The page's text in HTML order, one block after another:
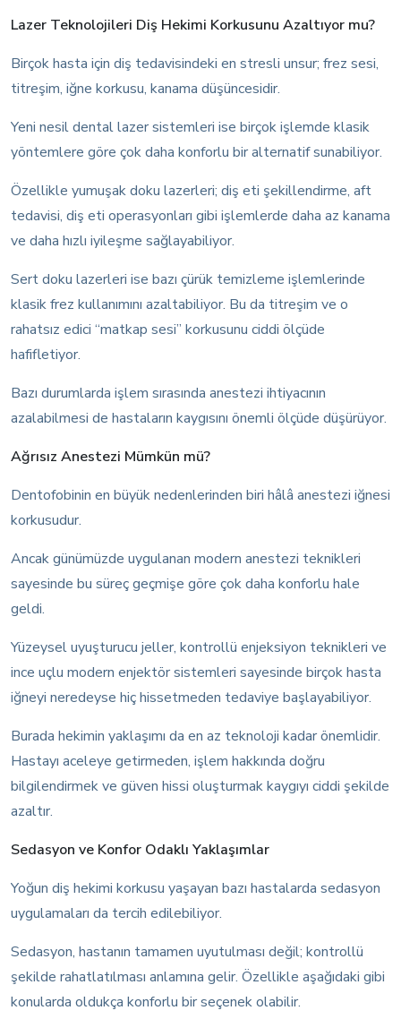
Lazer Teknolojileri Diş Hekimi Korkusunu Azaltıyor mu?
Birçok hasta için diş tedavisindeki en stresli unsur; frez sesi,
titreşim, iğne korkusu, kanama düşüncesidir.
Yeni nesil dental lazer sistemleri ise birçok işlemde klasik
yöntemlere göre çok daha konforlu bir alternatif sunabiliyor.
Özellikle yumuşak doku lazerleri; diş eti şekillendirme, aft
tedavisi, diş eti operasyonları gibi işlemlerde daha az kanama
ve daha hızlı iyileşme sağlayabiliyor.
Sert doku lazerleri ise bazı çürük temizleme işlemlerinde
klasik frez kullanımını azaltabiliyor. Bu da titreşim ve o
rahatsız edici “matkap sesi” korkusunu ciddi ölçüde
hafifletiyor.
Bazı durumlarda işlem sırasında anestezi ihtiyacının
azalabilmesi de hastaların kaygısını önemli ölçüde düşürüyor.
Ağrısız Anestezi Mümkün mü?
Dentofobinin en büyük nedenlerinden biri hâlâ anestezi iğnesi
korkusudur.
Ancak günümüzde uygulanan modern anestezi teknikleri
sayesinde bu süreç geçmişe göre çok daha konforlu hale
geldi.
Yüzeysel uyuşturucu jeller, kontrollü enjeksiyon teknikleri ve
ince uçlu modern enjektör sistemleri sayesinde birçok hasta
iğneyi neredeyse hiç hissetmeden tedaviye başlayabiliyor.
Burada hekimin yaklaşımı da en az teknoloji kadar önemlidir.
Hastayı aceleye getirmeden, işlem hakkında doğru
bilgilendirmek ve güven hissi oluşturmak kaygıyı ciddi şekilde
azaltır.
Sedasyon ve Konfor Odaklı Yaklaşımlar
Yoğun diş hekimi korkusu yaşayan bazı hastalarda sedasyon
uygulamaları da tercih edilebiliyor.
Sedasyon, hastanın tamamen uyutulması değil; kontrollü
şekilde rahatlatılması anlamına gelir. Özellikle aşağıdaki gibi
konularda oldukça konforlu bir seçenek olabilir.